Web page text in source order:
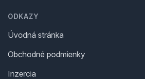
ODKAZY
Úvodná stránka
Obchodné podmienky
Inzercia